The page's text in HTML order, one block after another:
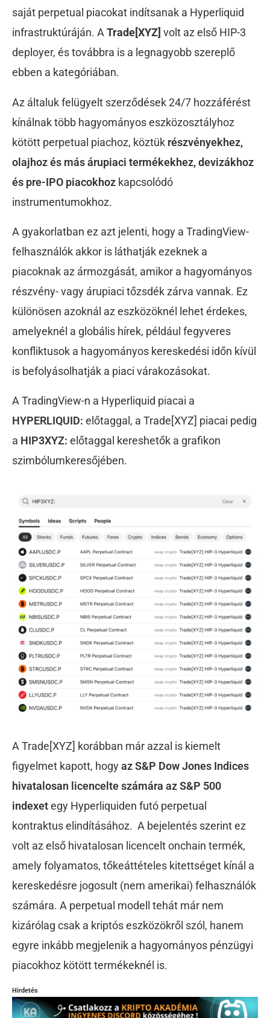
saját perpetual piacokat indítsanak a Hyperliquid
infrastruktúráján. ATrade[XYZ] volt az első HIP-3
deployer, és továbbra is a legnagyobb szereplő
ebben a kategóriában.
Az általuk felügyelt szerződések 24/7 hozzáférést
kínálnak több hagyományos eszközosztályhoz
kötött perpetual piachoz, köztük részvényekhez,
olajhoz és más árupiaci termékekhez, devizákhoz
és pre-IPO piacokhoz kapcsolódó
instrumentumokhoz.
A gyakorlatban ez azt jelenti, hogy a TradingView-
felhasználók akkor is láthatják ezeknek a
piacoknak az ármozgását, amikor a hagyományos
részvény- vagy árupiaci tőzsdék zárva vannak. Ez
különösen azoknál az eszközöknél lehet érdekes,
amelyeknél a globális hírek, például fegyveres
konfliktusok a hagyományos kereskedési időn kívül
is befolyásolhatják a piaci várakozásokat.
A TradingView-n a Hyperliquid piacai a
HYPERLIQUID: előtaggal, a Trade[XYZ] piacai pedig
a HIP3XYZ: előtaggal kereshetők a grafikon
szimbólumkeresőjében.
A Trade[XYZ] korábban már azzal is kiemelt
figyelmet kapott, hogyaz S&P Dow Jones Indices
hivatalosan licencelte számára az S&P 500
indexetegy Hyperliquiden futó perpetual
kontraktus elindításához. A bejelentés szerint ez
volt az első hivatalosan licencelt onchain termék,
amely folyamatos, tőkeáttételes kitettséget kínál a
kereskedésre jogosult (nem amerikai) felhasználók
számára. A perpetual modell tehát már nem
kizárólag csak a kriptós eszközökről szól, hanem
egyre inkább megjelenik a hagyományos pénzügyi
piacokhoz kötött termékeknél is.
Hirdetés